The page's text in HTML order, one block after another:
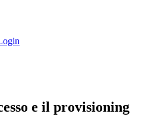
e il provisioning